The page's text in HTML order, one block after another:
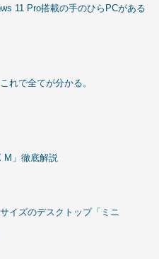
11 Pro搭載の手のひらPCがある
れで全てが分かる。
M」徹底解説
イズのデスクトップ「ミニ